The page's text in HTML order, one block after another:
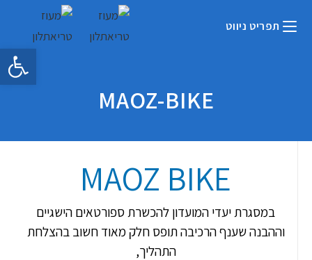
תפריט ניווט
MAOZ-BIKE
MAOZ BIKE
במסגרת יעדי המועדון להכשרת ספורטאים הישגיים
וההבנה שענף הרכיבה תופס חלק מאוד חשוב בהצלחת
התהליך,